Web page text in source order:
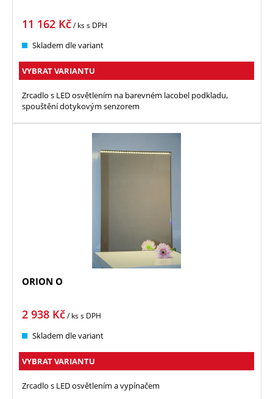
11 162 Kč/ kss DPH
Skladem dle variant
VYBRAT VARIANTU
Zrcadlo s LED osvětlením na barevném lacobel podkladu,
spouštění dotykovým senzorem
ORION O
2 938 Kč/ kss DPH
Skladem dle variant
VYBRAT VARIANTU
Zrcadlo s LED osvětlením a vypínačem